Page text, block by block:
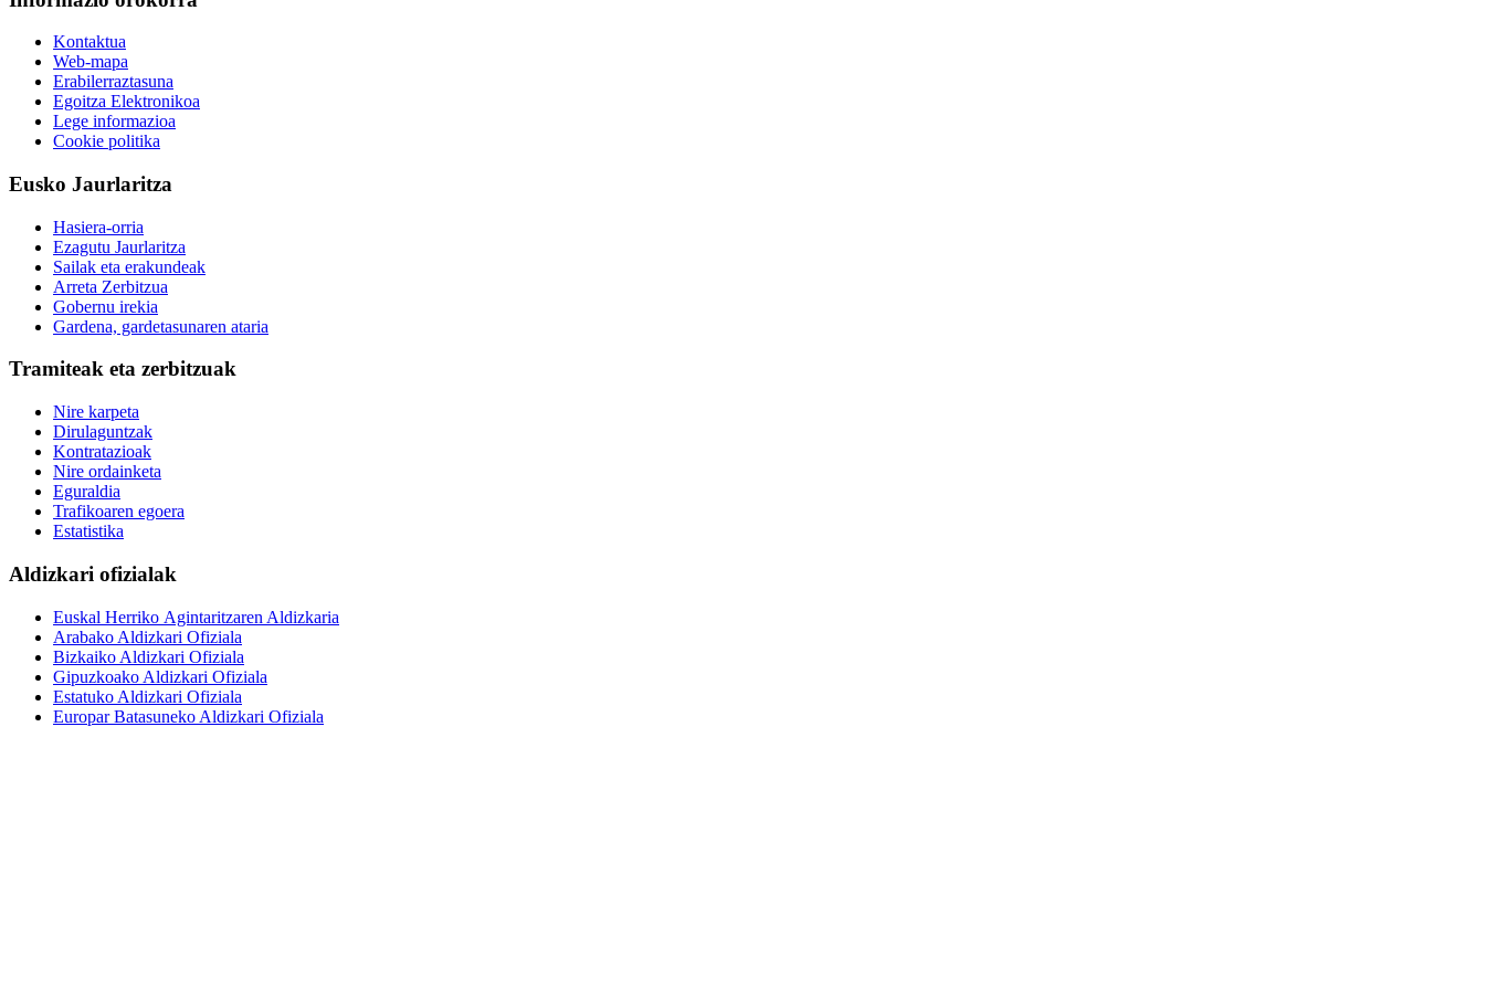
Kontaktua
Web-mapa
Erabilerraztasuna
Egoitza Elektronikoa
Lege informazioa
Cookie politika
Eusko Jaurlaritza
Hasiera-orria
Ezagutu Jaurlaritza
Sailak eta erakundeak
Arreta Zerbitzua
Gobernu irekia
Gardena, gardetasunaren ataria
Tramiteak eta zerbitzuak
Nire karpeta
Dirulaguntzak
Kontratazioak
Nire ordainketa
Eguraldia
Trafikoaren egoera
Estatistika
Aldizkari ofizialak
Euskal Herriko Agintaritzaren Aldizkaria
Arabako Aldizkari Ofiziala
Bizkaiko Aldizkari Ofiziala
Gipuzkoako Aldizkari Ofiziala
Estatuko Aldizkari Ofiziala
Europar Batasuneko Aldizkari Ofiziala